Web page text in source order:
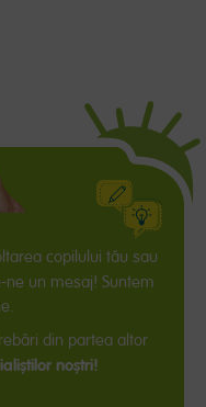
copilului tău sau
ne un mesaj! Suntem
din partea altor
noștri!